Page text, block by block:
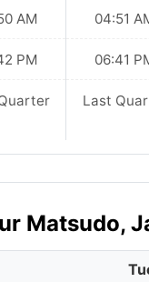
AM
PM
04:51
06:41
Last
Matsudo,